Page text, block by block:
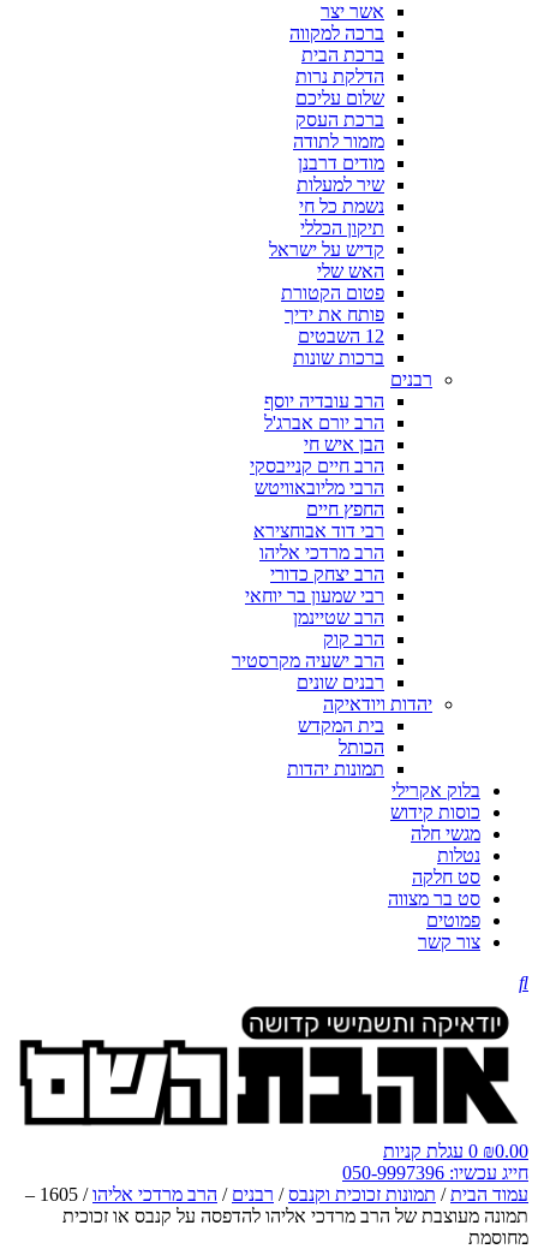
אשר יצר
ברכה למקווה
ברכת הבית
הדלקת נרות
שלום עליכם
ברכת העסק
מזמור לתודה
מודים דרבנן
שיר למעלות
נשמת כל חי
תיקון הכללי
קדיש על ישראל
האש שלי
פטום הקטורת
פותח את ידיך
12 השבטים
ברכות שונות
רבנים
הרב עובדיה יוסף
הרב יורם אברג'ל
הבן איש חי
הרב חיים קנייבסקי
הרבי מליובאוויטש
החפץ חיים
רבי דוד אבוחצירא
הרב מרדכי אליהו
הרב יצחק כדורי
רבי שמעון בר יוחאי
הרב שטיינמן
הרב קוק
הרב ישעיה מקרסטיר
רבנים שונים
יהדות ויודאיקה
בית המקדש
הכותל
תמונות יהדות
בלוק אקרילי
כוסות קידוש
מגשי חלה
נטלות
סט חלקה
סט בר מצווה
פמוטים
צור קשר
₪0.00
0 עגלת קניות
חייג עכשיו: 050-9997396
עמוד הבית/ תמונות זכוכית וקנבס/ רבנים / הרב מרדכי אליהו
/ 1605 –
תמונה מעוצבת של הרב מרדכי אליהו להדפסה על קנבס או זכוכית
מחוסמת